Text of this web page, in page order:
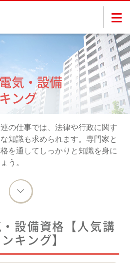
気・設備
ング
の仕事では、法律や行政に関す
知識も求められます。専門家と
を通してしっかりと知識を身に
う。
設備資格 【人気講
キング】